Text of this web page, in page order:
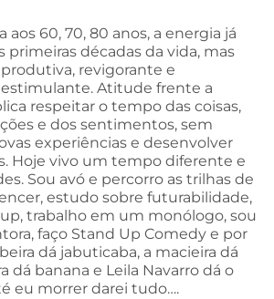
aos 60, 70, 80 anos, a energia já
primeiras décadas da vida, mas
revigorante e
Atitude frente a
respeitar o tempo das coisas,
e dos sentimentos, sem
experiências e desenvolver
Hoje vivo um tempo diferente e
Sou avó e percorro as trilhas de
estudo sobre futurabilidade,
trabalho em um monólogo, sou
faço Stand Up Comedy e por
dá jabuticaba, a macieira dá
dá banana e Leila Navarro dá o
eu morrer darei tudo….